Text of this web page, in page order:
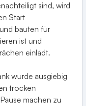
sind, wird
Start
bauten für
ist und
einlädt.
wurde ausgiebig
trocken
machen zu